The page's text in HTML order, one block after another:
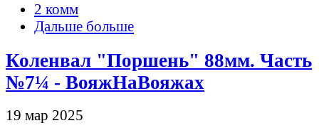
2 комм
Дальше больше
Коленвал "Поршень" 88мм. Часть
№7¼ - ВояжНаВояжах
19 мар 2025